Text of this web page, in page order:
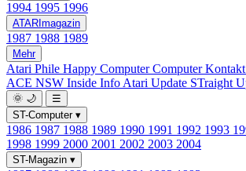
1994 1995 1996
ATARImagazin
1987 1988 1989
Mehr
Atari Phile Happy ComputerComputer Kontakt
ACE NSW Inside Info Atari Update STraight
🌞 🌙
☰
ST-Computer ▾
1986 1987 1988 1989 1990 1991 1992 1993
1998 1999 2000 2001 2002 2003 2004
ST-Magazin ▾